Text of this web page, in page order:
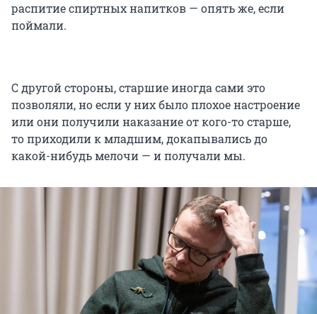
распитие спиртных напитков — опять же, если
поймали.
С другой стороны, старшие иногда сами это
позволяли, но если у них было плохое настроение
или они получили наказание от кого-то старше,
то приходили к младшим, докапывались до
какой-нибудь мелочи — и получали мы.